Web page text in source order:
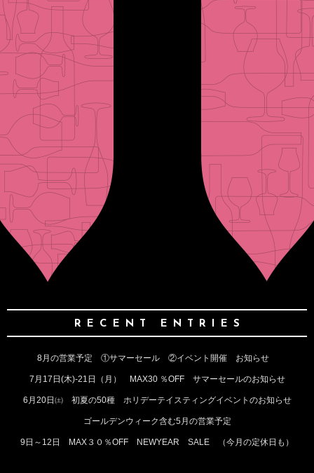
RECENT ENTRIES
8月の営業予定 ①サマーセール ②イベント開催 お知らせ
7月17日(木)‐21日（月） MAX30 ％OFF サマーセールのお知らせ
6月20日㈯ 初夏の50種 ホリデーテイスティングイベントのお知らせ
ゴールデンウィーク含む5月の営業予定
9日～12日 MAX３０％OFF NEWYEAR SALE （今月の定休日も）